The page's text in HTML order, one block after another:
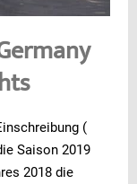
(
Saison 2019
2018 die